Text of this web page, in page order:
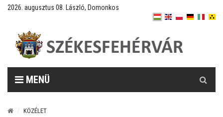
2026. augusztus 08. László, Domonkos
MENÜ
KÖZÉLET